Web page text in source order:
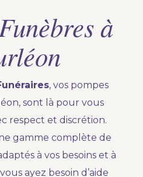
à
, vos pompes
sont là pour vous
respect et discrétion.
gamme complète de
à vos besoins et à
ayez besoin d’aide